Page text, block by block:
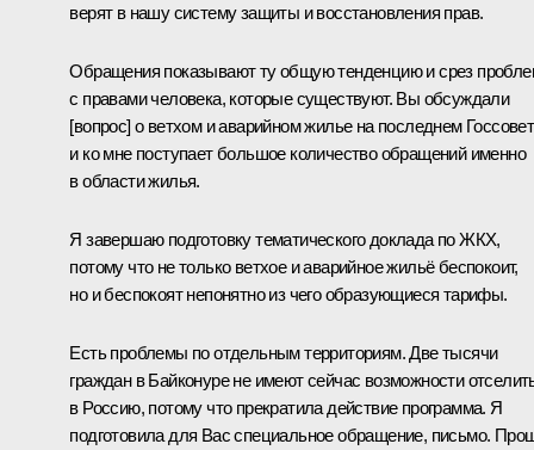
верят в нашу систему защиты и восстановления прав.
Обращения показывают ту общую тенденцию и срез
с правами человека, которые существуют. Вы обсуждали
[вопрос] о ветхом и аварийном жилье на последнем
и ко мне поступает большое количество обращений именно
в области жилья.
Я завершаю подготовку тематического доклада по ЖКХ,
потому что не только ветхое и аварийное жильё беспокоит,
но и беспокоят непонятно из чего образующиеся тарифы.
Есть проблемы по отдельным территориям. Две тысячи
граждан в Байконуре не имеют сейчас возможности
в Россию, потому что прекратила действие программа. Я
подготовила для Вас специальное обращение, письмо.